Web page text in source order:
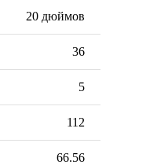
20 дюймов
36
5
112
66.56